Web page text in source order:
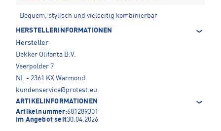
Bequem, stylisch und vielseitig kombinierbar
HERSTELLERINFORMATIONEN
Hersteller
Dekker Olifanta B.V.
Veerpolder 7
NL - 2361 KX Warmond
kundenservice@protest.eu
ARTIKELINFORMATIONEN
Artikelnummer:681289301
Im Angebot seit30.04.2026